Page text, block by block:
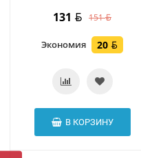
131 151
Экономия 20
В КОРЗИНУ